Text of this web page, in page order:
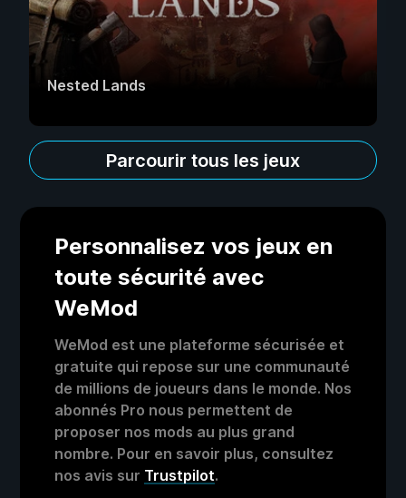
Nested Lands
Parcourir tous les jeux
Personnalisez vos jeux en
toute sécurité avec
WeMod
WeMod est une plateforme sécurisée et
gratuite qui repose sur une communauté
de millions de joueurs dans le monde. Nos
abonnés Pro nous permettent de
proposer nos mods au plus grand
nombre. Pour en savoir plus, consultez
nos avis sur Trustpilot.